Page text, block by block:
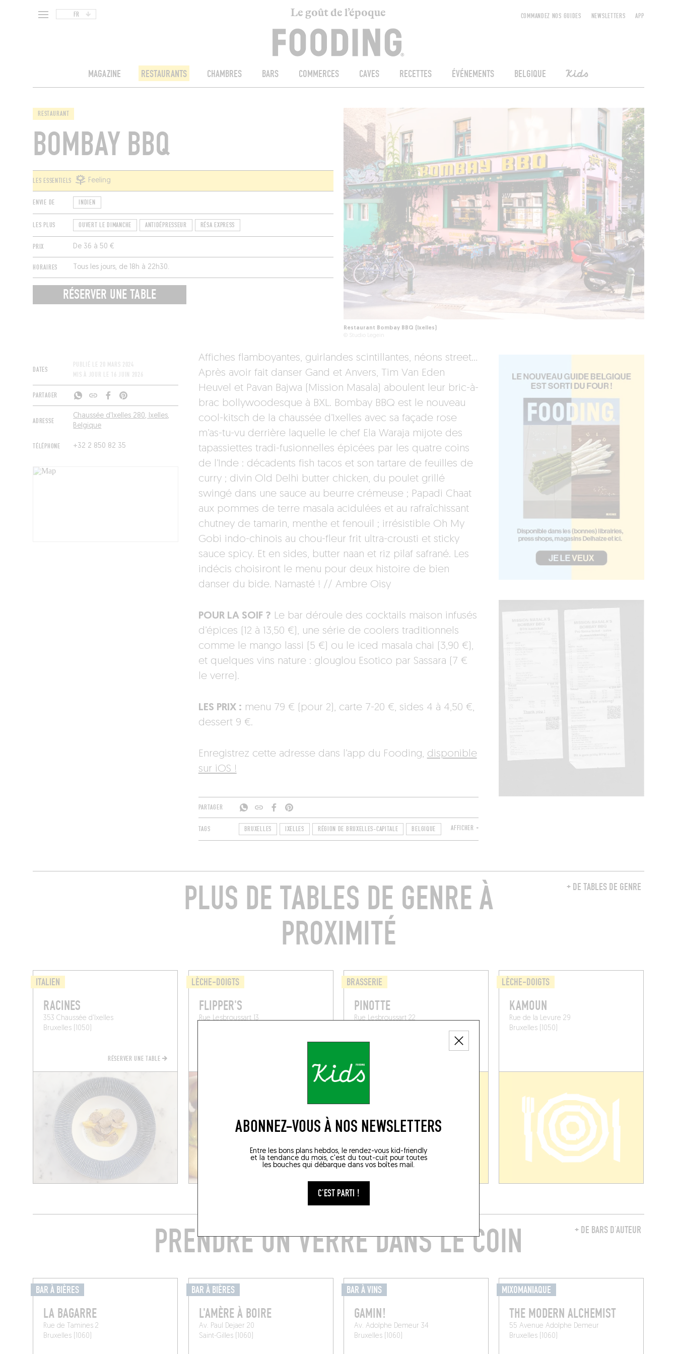
FR Le goût de l’époque
MAGAZINE RESTAURANTS CHAMBRES BARS COMMERCES CAVES RECETTES ÉVÉNEMENTS BELGIQUE Kids
COMMANDEZ NOS GUIDES NEWSLETTERS APP
ABONNEZ-VOUS À NOS NEWSLETTERS
Entre les bons plans hebdos, le rendez-vous kid-friendly
et la tendance du mois, c'est du tout-cuit pour toutes
les bouches qui débarque dans vos boîtes mail.
C'EST PARTI !
RESTAURANT
BOMBAY BBQ
LES ESSENTIELS Feeling
ENVIE DE INDIEN
LES PLUS OUVERT LE DIMANCHE ANTIDÉPRESSEUR RÉSA EXPRESS
PRIX De 36 à 50 €
HORAIRES Tous les jours, de 18h à 22h30.
RÉSERVER UNE TABLE
Restaurant Bombay BBQ (Ixelles)
© Studio Legein
DATES
PUBLIÉ LE 20 MARS 2024
MIS À JOUR LE
16 JUIN 2026
PARTAGER
ADRESSE
Chaussée d'Ixelles 280, Ixelles,
Belgique
TÉLÉPHONE +32 2 850 82 35
Affiches flamboyantes, guirlandes scintillantes, néons street…
Après avoir fait danser Gand et Anvers, Tim Van Eden
Heuvel et Pavan Bajwa (Mission Masala) aboulent leur bric-à-
brac bollywoodesque à BXL. Bombay BBQ est le nouveau
cool-kitsch de la chaussée d’Ixelles avec sa façade rose
m’as-tu-vu derrière laquelle le chef Ela Waraja mijote des
tapassiettes tradi-fusionnelles épicées par les quatre coins
de l’Inde : décadents fish tacos et son tartare de feuilles de
curry ; divin Old Delhi butter chicken, du poulet grillé
swingé dans une sauce au beurre crémeuse ; Papadi Chaat
aux pommes de terre masala acidulées et au rafraîchissant
chutney de tamarin, menthe et fenouil ; irrésistible Oh My
Gobi indo-chinois au chou-fleur frit ultra-crousti et sticky
sauce spicy. Et en sides, butter naan et riz pilaf safrané. Les
indécis choisiront le menu pour deux histoire de bien
danser du bide. Namasté ! // Ambre Oisy
POUR LA SOIF ? Le bar déroule des cocktails maison infusés
d’épices (12 à 13,50 €), une série de coolers traditionnels
comme le mango lassi (5 €) ou le iced masala chai (3,90 €),
et quelques vins nature : glouglou Esotico par Sassara (7 €
le verre).
LES PRIX : menu 79 € (pour 2), carte 7-20 €, sides 4 à 4,50 €,
dessert 9 €.
Enregistrez cette adresse dans l’app du Fooding, disponible
sur iOS !
PARTAGER
TAGS BRUXELLES IXELLES RÉGION DE BRUXELLES-CAPITALE BELGIQUE AFFICHER +
+ DE TABLES DE GENRE
PLUS DE TABLES DE GENRE À
PROXIMITÉ
ITALIEN
RACINES
353 Chaussée d'Ixelles
Bruxelles (1050)
RÉSERVER UNE TABLE
LÈCHE-DOIGTS
FLIPPER'S
Rue Lesbroussart 13
BRASSERIE
PINOTTE
Rue Lesbroussart 22
LÈCHE-DOIGTS
KAMOUN
Rue de la Levure 29
Bruxelles (1050)
+ DE BARS D’AUTEUR
PRENDRE UN VERRE DANS LE COIN
BAR À BIÈRES
LA BAGARRE
Rue de Tamines 2
Bruxelles (1060)
BAR À BIÈRES
L'AMÈRE À BOIRE
Av. Paul Dejaer 20
Saint-Gilles (1060)
BAR À VINS
GAMIN!
Av. Adolphe Demeur 34
Bruxelles (1060)
MIXOMANIAQUE
THE MODERN ALCHEMIST
55 Avenue Adolphe Demeur
Bruxelles (1060)